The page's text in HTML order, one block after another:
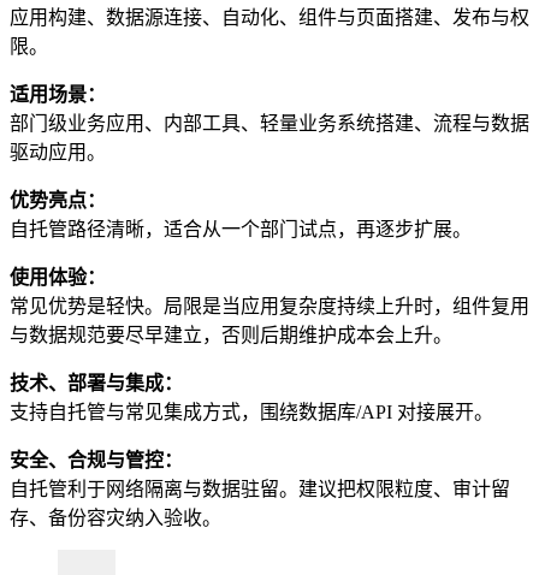
应用构建、数据源连接、自动化、组件与页面搭建、发布与权
限。
适用场景：
部门级业务应用、内部工具、轻量业务系统搭建、流程与数据
驱动应用。
优势亮点：
自托管路径清晰，适合从一个部门试点，再逐步扩展。
使用体验：
常见优势是轻快。局限是当应用复杂度持续上升时，组件复用
与数据规范要尽早建立，否则后期维护成本会上升。
技术、部署与集成：
支持自托管与常见集成方式，围绕数据库/API 对接展开。
安全、合规与管控：
自托管利于网络隔离与数据驻留。建议把权限粒度、审计留
存、备份容灾纳入验收。